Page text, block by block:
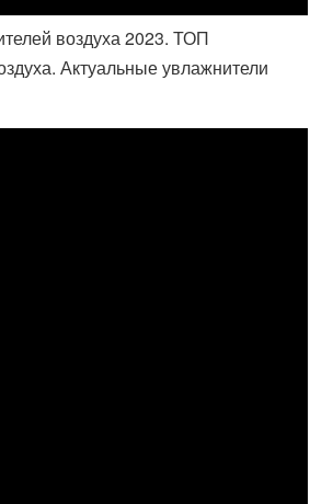
воздуха 2023. ТОП
Актуальные увлажнители